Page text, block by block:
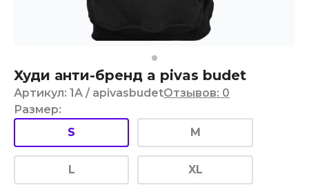
Худи анти-бренд a pivas budet
Артикул: 1A / apivasbudetОтзывов: 0
Размер:
S
M
L XL